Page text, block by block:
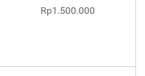
Rp1.500.000